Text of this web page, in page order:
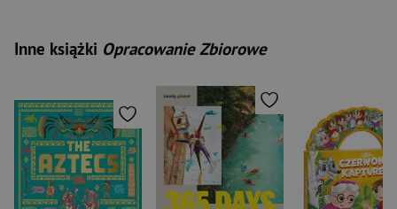
Inne książki Opracowanie Zbiorowe